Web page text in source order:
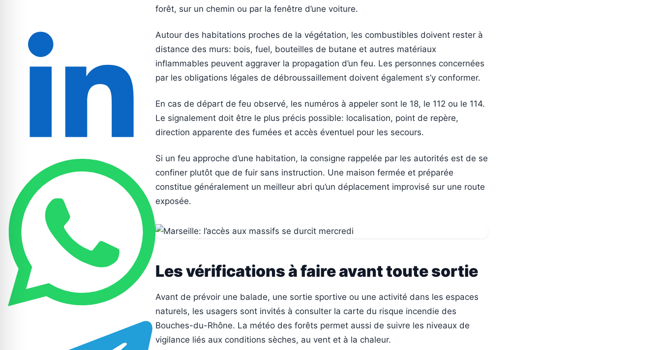
forêt, sur un chemin ou par la fenêtre d’une voiture.
Autour des habitations proches de la végétation, les combustibles doivent rester à
distance des murs: bois, fuel, bouteilles de butane et autres matériaux
inflammables peuvent aggraver la propagation d’un feu. Les personnes concernées
par les obligations légales de débroussaillement doivent également s’y conformer.
En cas de départ de feu observé, les numéros à appeler sont le 18, le 112 ou le 114.
Le signalement doit être le plus précis possible: localisation, point de repère,
direction apparente des fumées et accès éventuel pour les secours.
Si un feu approche d’une habitation, la consigne rappelée par les autorités est de se
confiner plutôt que de fuir sans instruction. Une maison fermée et préparée
constitue généralement un meilleur abri qu’un déplacement improvisé sur une route
exposée.
Les vérifications à faire avant toute sortie
Avant de prévoir une balade, une sortie sportive ou une activité dans les espaces
naturels, les usagers sont invités à consulter la carte du risque incendie des
Bouches-du-Rhône. La météo des forêts permet aussi de suivre les niveaux de
vigilance liés aux conditions sèches, au vent et à la chaleur.